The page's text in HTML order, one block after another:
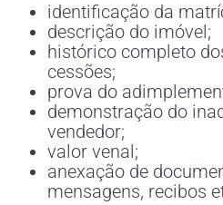
identificação da
descrição do imóvel;
histórico completo
cessões;
prova do
demonstração do
vendedor;
valor venal;
anexação de
mensagens, recibos